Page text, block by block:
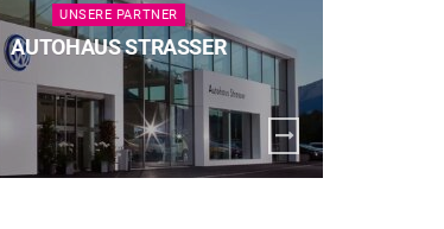
UNSERE PARTNER
AUTOHAUS STRASSER